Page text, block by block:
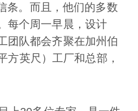
条。而且，他们的多数
每个周一早晨，设计
团队都会齐聚在加州伯
方英尺）工厂和总部，